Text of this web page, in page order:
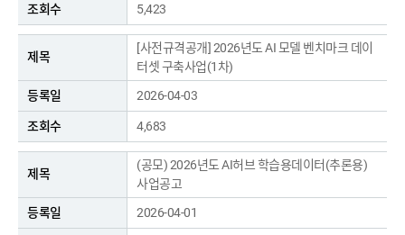
5,423
[사전규격공개] 2026년도 AI 모델 벤치마크 데이
터셋 구축사업(1차)
2026-04-03
4,683
(공모) 2026년도 AI허브 학습용데이터(추론용)
사업공고
2026-04-01